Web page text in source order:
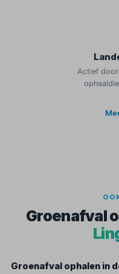
Actief door
Groenafval
Groenafval ophalen in